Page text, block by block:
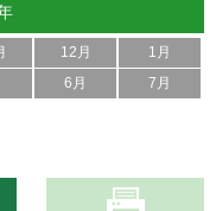
12月
1月
6月 7月